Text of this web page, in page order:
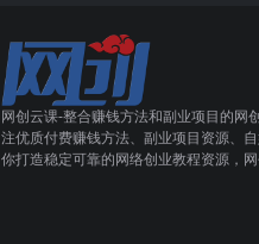
网创云课-整合赚钱方法和副业项目的网
注优质付费赚钱方法、副业项目资源、
你打造稳定可靠的网络创业教程资源，网